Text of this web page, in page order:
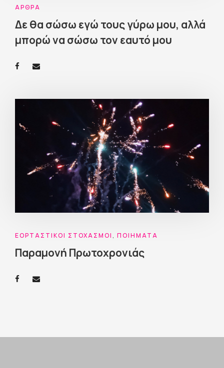
ΆΡΘΡΑ
Δε θα σώσω εγώ τους γύρω μου, αλλά
μπορώ να σώσω τον εαυτό μου
ΕΟΡΤΑΣΤΙΚΟΊ ΣΤΟΧΑΣΜΟΊ, ΠΟΙΉΜΑΤΑ
Παραμονή Πρωτοχρονιάς